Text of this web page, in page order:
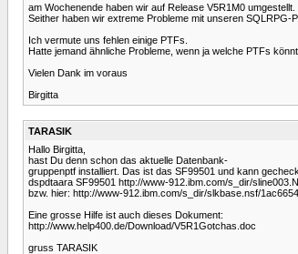
am Wochenende haben wir auf Release V5R1M0 umgestellt.
Seither haben wir extreme Probleme mit unseren SQLRPG-
Ich vermute uns fehlen einige PTFs.
Hatte jemand ähnliche Probleme, wenn ja welche PTFs
Vielen Dank im voraus
Birgitta
TARASIK
Hallo Birgitta,
hast Du denn schon das aktuelle Datenbank-
gruppenptf installiert. Das ist das SF99501 und kann
dspdtaara SF99501 http://www-912.ibm.com/s_dir/
bzw. hier: http://www-912.ibm.com/s_dir/slkbase.nsf/
Eine grosse Hilfe ist auch dieses Dokument:
http://www.help400.de/Download/V5R1Gotchas.doc
gruss TARASIK